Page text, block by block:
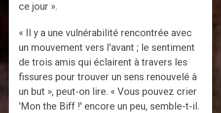
ce jour ».
« Il y a une vulnérabilité rencontrée avec
un mouvement vers l'avant ; le sentiment
de trois amis qui éclairent à travers les
fissures pour trouver un sens renouvelé à
un but », peut-on lire. « Vous pouvez crier
'Mon the Biff !' encore un peu, semble-t-il.